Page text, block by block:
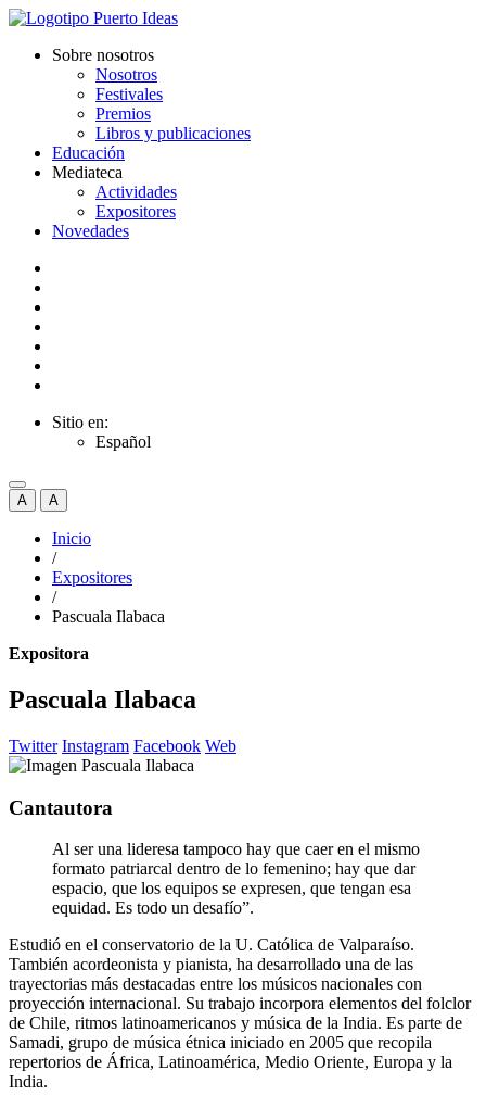
Sobre nosotros
Nosotros
Festivales
Premios
Libros y publicaciones
Educación
Mediateca
Actividades
Expositores
Novedades
Sitio en:
Español
A A
Inicio
/
Expositores
/
Pascuala Ilabaca
Expositora
Pascuala Ilabaca
Twitter Instagram Facebook Web
Cantautora
Al ser una lideresa tampoco hay que caer en el mismo
formato patriarcal dentro de lo femenino; hay que dar
espacio, que los equipos se expresen, que tengan esa
equidad. Es todo un desafío”.
Estudió en el conservatorio de la U. Católica de Valparaíso.
También acordeonista y pianista, ha desarrollado una de las
trayectorias más destacadas entre los músicos nacionales con
proyección internacional. Su trabajo incorpora elementos del folclor
de Chile, ritmos latinoamericanos y música de la India. Es parte de
Samadi, grupo de música étnica iniciado en 2005 que recopila
repertorios de África, Latinoamérica, Medio Oriente, Europa y la
India.